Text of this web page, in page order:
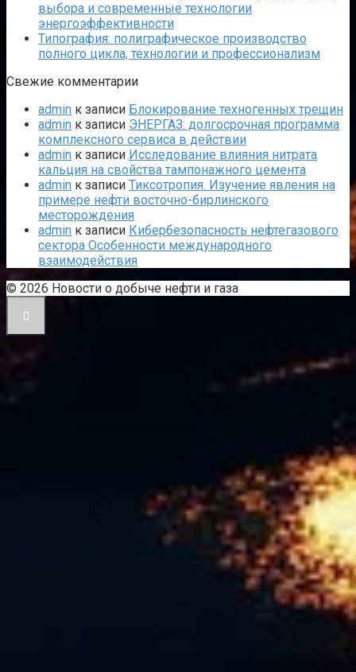
выбора и современные технологии
энергоэффективности
Типография: полиграфическое производство
полного цикла, технологии и профессионализм
Свежие комментарии
admin к записи Блокирование техногенных трещин
admin к записи ЭНЕРГАЗ: долгосрочная программа
комплексного сервиса в действии
admin к записи Исследование влияния нитрата
кальция на свойства тампонажного цемента
admin к записи Тиксотропия. Изучение явления на
примере нефти восточно-бирлинского
месторождения
admin к записи Кибербезопасность нефтегазового
сектора Особенности международного
взаимодействия
© 2026 Новости о добыче нефти и газа